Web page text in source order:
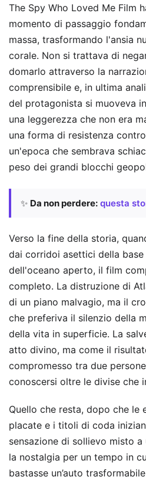
The Spy Who Loved Me Film
momento di passaggio
massa, trasformando l'ansia
corale. Non si trattava di
domarlo attraverso la
comprensibile e, in ultima
del protagonista si muoveva
una leggerezza che non era
una forma di resistenza
un'epoca che sembrava
peso dei grandi blocchi
✨ Da non perdere: questa
Verso la fine della storia,
dai corridoi asettici della
dell'oceano aperto, il film
completo. La distruzione di
di un piano malvagio, ma il
che preferiva il silenzio della
della vita in superficie. La
atto divino, ma come il
compromesso tra due
conoscersi oltre le divise che
Quello che resta, dopo che le
placate e i titoli di coda
sensazione di sollievo misto a
la nostalgia per un tempo in
bastasse un’auto